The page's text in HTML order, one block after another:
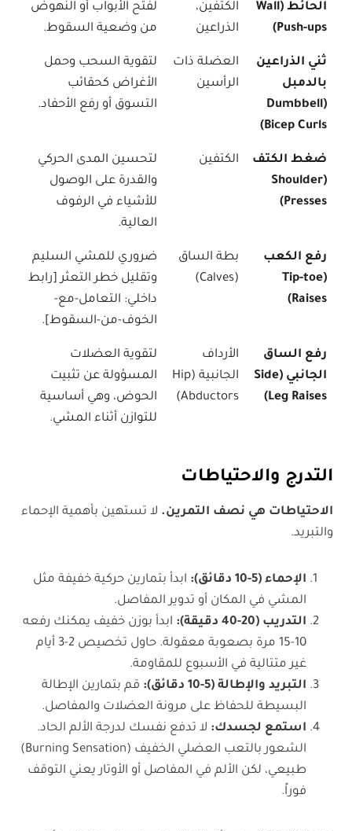
الحائط (Wall
Push-ups)
الكتفين،
الذراعين
لفتح الأبواب أو النهوض
من وضعية السقوط.
ثني الذراعين
بالدمبل
(Dumbbell
Bicep Curls)
العضلة ذات
الرأسين
لتقوية السحب وحمل
الأغراض كحقائب
التسوق أو رفع الأحفاد.
ضغط الكتف
(Shoulder
Presses)
الكتفين
لتحسين المدى الحركي
والقدرة على الوصول
للأشياء في الرفوف
العالية.
رفع الكعب
(Tip-toe
Raises)
بطة الساق
(Calves)
ضروري للمشي السليم
وتقليل خطر التعثر [رابط
داخلي: التعامل-مع-
الخوف-من-السقوط].
رفع الساق
الجانبي (Side
Leg Raises)
الأرداف
الجانبية (Hip
Abductors)
لتقوية العضلات
المسؤولة عن تثبيت
الحوض، وهي أساسية
للتوازن أثناء المشي.
التدرج والاحتياطات
الاحتياطات هي نصف التمرين. لا تستهين بأهمية الإحماء
والتبريد.
الإحماء (5-10 دقائق) : ابدأ بتمارين حركية خفيفة مثل
المشي في المكان أو تدوير المفاصل.
التدريب (20-40 دقيقة)
: ابدأ بوزن خفيف يمكنك رفعه
10-15 مرة بصعوبة معقولة. حاول تخصيص 2-3 أيام
غير متتالية في الأسبوع للمقاومة.
التبريد والإطالة (5-10 دقائق)
: قم بتمارين الإطالة
البسيطة للحفاظ على مرونة العضلات والمفاصل.
استمع لجسدك: لا تدفع نفسك لدرجة الألم الحاد.
الشعور بالتعب العضلي الخفيف (Burning Sensation)
طبيعي، لكن الألم في المفاصل أو الأوتار يعني التوقف
فوراً.